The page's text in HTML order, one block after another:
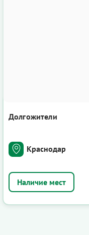
Долгожители
Краснодар